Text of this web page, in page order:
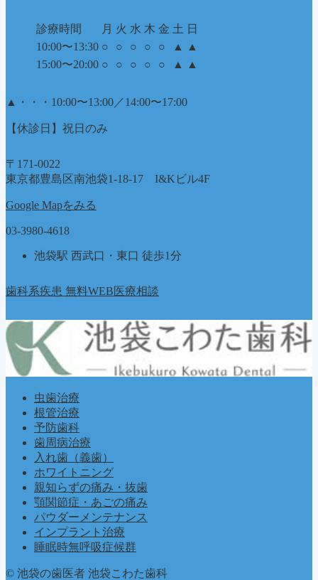
診療時間 月 火 水 木 金 土 日
10:00〜13:30 ○ ○ ○ ○ ○ ▲
▲
15:00〜20:00 ○ ○ ○ ○ ○ ▲ ▲
▲ ・・・10:00〜13:00／14:00〜17:00
【休診日】祝日のみ
〒171-0022
東京都豊島区南池袋1-18-17 I&Kビル4F
Google Mapをみる
03-3980-4618
池袋駅 西武口・東口 徒歩1分
歯科系疾患 無料WEB医療相談
虫歯治療
根管治療
予防歯科
歯周病治療
入れ歯（義歯）
ホワイトニング
親知らずの痛み・抜歯
顎関節症・あごの痛み
パウダーメンテナンス
インプラント治療
睡眠時無呼吸症候群
© 池袋の歯医者 池袋こわた歯科